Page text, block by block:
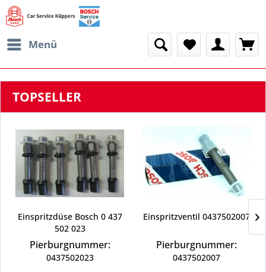
Menü
TOPSELLER
Einspritzdüse Bosch 0 437
502 023
Pierburgnummer:
0437502023
Einspritzventil 0437502007
Pierburgnummer:
0437502007